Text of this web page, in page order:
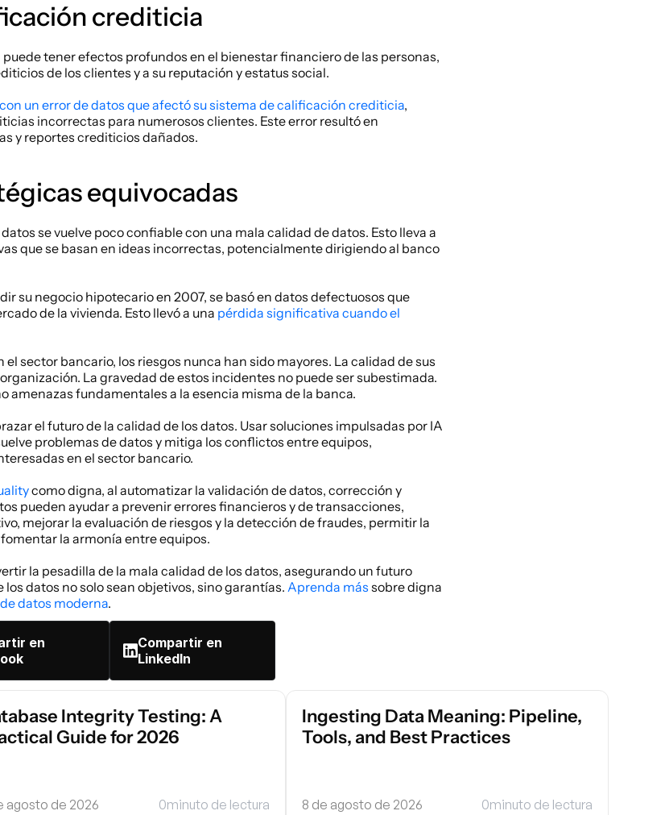
crediticia
tener efectos profundos en el bienestar financiero de las personas,
de los clientes y a su reputación y estatus social.
un error de datos que afectó su sistema de calificación crediticia,
incorrectas para numerosos clientes. Este error resultó en
y reportes crediticios dañados.
equivocadas
se vuelve poco confiable con una mala calidad de datos. Esto lleva a
que se basan en ideas incorrectas, potencialmente dirigiendo al banco
su negocio hipotecario en 2007, se basó en datos defectuosos que
de la vivienda. Esto llevó a una pérdida significativa cuando el
sector bancario, los riesgos nunca han sido mayores. La calidad de sus
La gravedad de estos incidentes no puede ser subestimada.
amenazas fundamentales a la esencia misma de la banca.
el futuro de la calidad de los datos. Usar soluciones impulsadas por IA
problemas de datos y mitiga los conflictos entre equipos,
en el sector bancario.
como digna, al automatizar la validación de datos, corrección y
pueden ayudar a prevenir errores financieros y de transacciones,
mejorar la evaluación de riesgos y la detección de fraudes, permitir la
la armonía entre equipos.
la pesadilla de la mala calidad de los datos, asegurando un futuro
datos no solo sean objetivos, sino garantías. Aprenda más sobre digna
datos moderna.
en
Compartir en
LinkedIn
Integrity Testing: A
Guide for 2026
agosto de 2026 0minuto de lectura
Ingesting Data Meaning: Pipeline,
Tools, and Best Practices
8 de agosto de 2026 0minuto de lectura